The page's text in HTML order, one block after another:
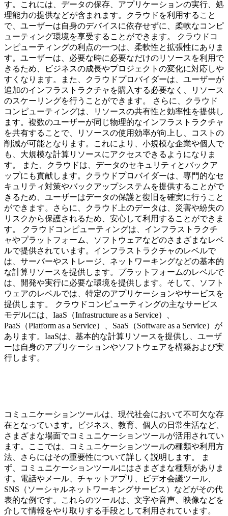
す。これには、データの保存、アプリケーションの実行、処
理能力の提供などが含まれます。クラウドを利用すること
で、ユーザーは自身のデバイスに依存せずに、柔軟なコンピ
ューティング環境を享受することができます。 クラウドコ
ンピューティングの利点の一つは、柔軟性と拡張性にありま
す。ユーザーは、必要な時に必要なだけのリソースを利用で
きるため、ビジネスの成長やプロジェクトの変化に対応しや
すくなります。また、クラウドプロバイダーは、ユーザーが
追加のインフラストラクチャを購入する必要なく、リソース
のスケーリングを行うことができます。 さらに、クラウド
コンピューティングは、リソースの共有性と効率性を提供し
ます。複数のユーザーが同じ物理的なインフラストラクチャ
を共有することで、リソースの使用効率が向上し、コストの
削減が可能となります。これにより、小規模な企業や個人で
も、大規模な計算リソースにアクセスできるようになりま
す。 また、クラウドは、データのセキュリティとバックア
ップにも貢献します。クラウドプロバイダーは、専門的なセ
キュリティ対策やバックアップシステムを提供することがで
きるため、ユーザーはデータの保護と復旧を確実に行うこと
ができます。さらに、クラウド上のデータは、災害や紛失の
リスクから保護されるため、安心して利用することができま
す。 クラウドコンピューティングは、インフラストラクチ
ャやプラットフォーム、ソフトウェアなどのさまざまなレベ
ルで提供されています。インフラストラクチャのレベルで
は、サーバーやストレージ、ネットワーキングなどの基本的
な計算リソースを提供します。プラットフォームのレベルで
は、開発や実行に必要な環境を提供します。そして、ソフト
ウェアのレベルでは、特定のアプリケーションやサービスを
提供します。 クラウドコンピューティングの主なサービス
モデルには、IaaS（Infrastructure as a Service）、
PaaS（Platform as a Service）、SaaS（Software as a Service）が
あります。IaaSは、基本的な計算リソースを提供し、ユーザ
ーは自身のアプリケーションやソフトウェアを構築および実
行します。
コミュニケーションツールは、現代社会において不可欠な存
在となっています。ビジネス、教育、個人の日常生活など、
さまざまな場面でコミュニケーションツールが活用されてい
ます。ここでは、コミュニケーションツールの種類や利用方
法、さらにはその重要性について詳しく説明します。 ま
ず、コミュニケーションツールにはさまざまな種類がありま
す。電話やメール、チャットアプリ、ビデオ会議ツール、
SNS（ソーシャルネットワーキングサービス）などがその代
表的な例です。これらのツールは、文字や音声、映像などを
介して情報をやり取りする手段として利用されています。